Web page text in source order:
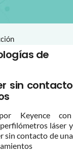
de
sin contacto
Keyence con
láser y
sin contacto de una